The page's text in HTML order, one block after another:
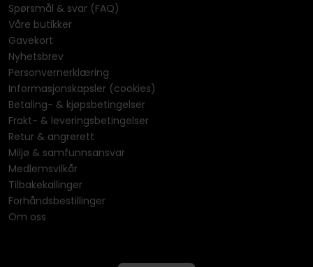
Spørsmål & svar (FAQ)
Våre butikker
Gavekort
Nyhetsbrev
Personvernerklæring
Informasjonskapsler (cookies)
Betaling- & kjøpsbetingelser
Frakt- & leveringsbetingelser
Retur & angrerett
Miljø & samfunnsansvar
Medlemsvilkår
Tilbakekallinger
Forhåndsbestillinger
Om oss